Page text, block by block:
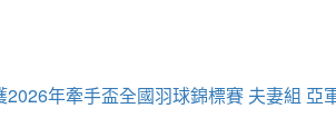
年牽手盃全國羽球錦標賽 夫妻組 亞